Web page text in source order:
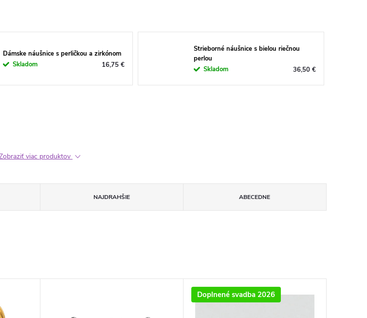
Dámske náušnice s perličkou a zirkónom
Skladom
16,75 €
Strieborné náušnice s bielou riečnou
perlou
Skladom
36,50 €
viac produktov
NAJDRAHŠIE ABECEDNE
Doplnené svadba 2026